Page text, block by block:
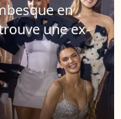
en
une ex-